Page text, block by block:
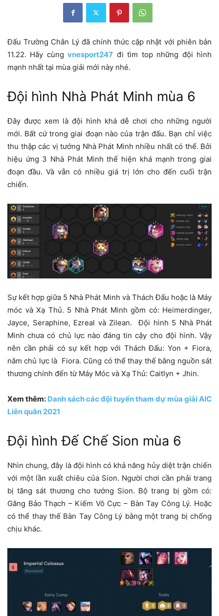
Đấu Trường Chân Lý đã chính thức cập nhật với phiên bản
11.22. Hãy cùngvnesport247 đi tìm top những đội hình
mạnh nhất tại mùa giải mới này nhé.
Đội hình Nhà Phát Minh mùa 6
Đây được xem là đội hình khá dễ chơi cho những người
mới. Bất cứ trong giai đoạn nào của trận đấu. Bạn chỉ việc
thu thập các vị tướng Nhà Phát Minh nhiều nhất có thể. Bởi
hiệu ứng 3 Nhà Phát Minh thể hiện khá mạnh trong giai
đoạn đầu. Và vẫn có nhiều giá trị lớn cho đến cuối trận
chiến.
Sự kết hợp giữa 5 Nhà Phát Minh và Thách Đấu hoặc là Máy
móc và Xạ Thủ. 5 Nhà Phát Minh gồm có: Heimerdinger,
Jayce, Seraphine, Ezreal và Zilean. Đội hình 5 Nhà Phát
Minh chưa có chủ lực nào đáng tin cậy cho đội hình. Vậy
nên cần phải có sự kết hợp với Thách Đấu: Yon + Fiora,
nắm chủ lực là Fiora. Cũng có thể thay thế bằng nguồn sát
thương chính đến từ Máy Móc và Xạ Thủ: Caitlyn + Jhin.
Xem thêm: Danh sách các đội tuyển tham dự mùa giải AIC
Liên quân 2021
Đội hình Đế Chế Sion mùa 6
Nhìn chung, đây là đội hình có khả năng hủy diệt trận chiến
với một lần xuất chiêu của Sion. Người chơi cần phải trang
bị tăng sát thương cho tướng Sion. Bộ trang bị gồm có:
Găng Bảo Thạch – Kiếm Vô Cực – Bàn Tay Công Lý. Hoặc
có thể thay thế Bàn Tay Công Lý bằng một trang bị chống
chịu khác.